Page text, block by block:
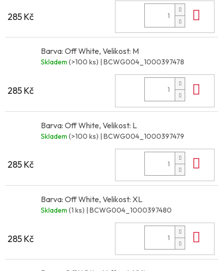
285 Kč
Barva: Off White, Velikost: M
Skladem (>100 ks) | BCWG004_1000397478
285 Kč
Barva: Off White, Velikost: L
Skladem (>100 ks) | BCWG004_1000397479
285 Kč
Barva: Off White, Velikost: XL
Skladem (1 ks) | BCWG004_1000397480
285 Kč